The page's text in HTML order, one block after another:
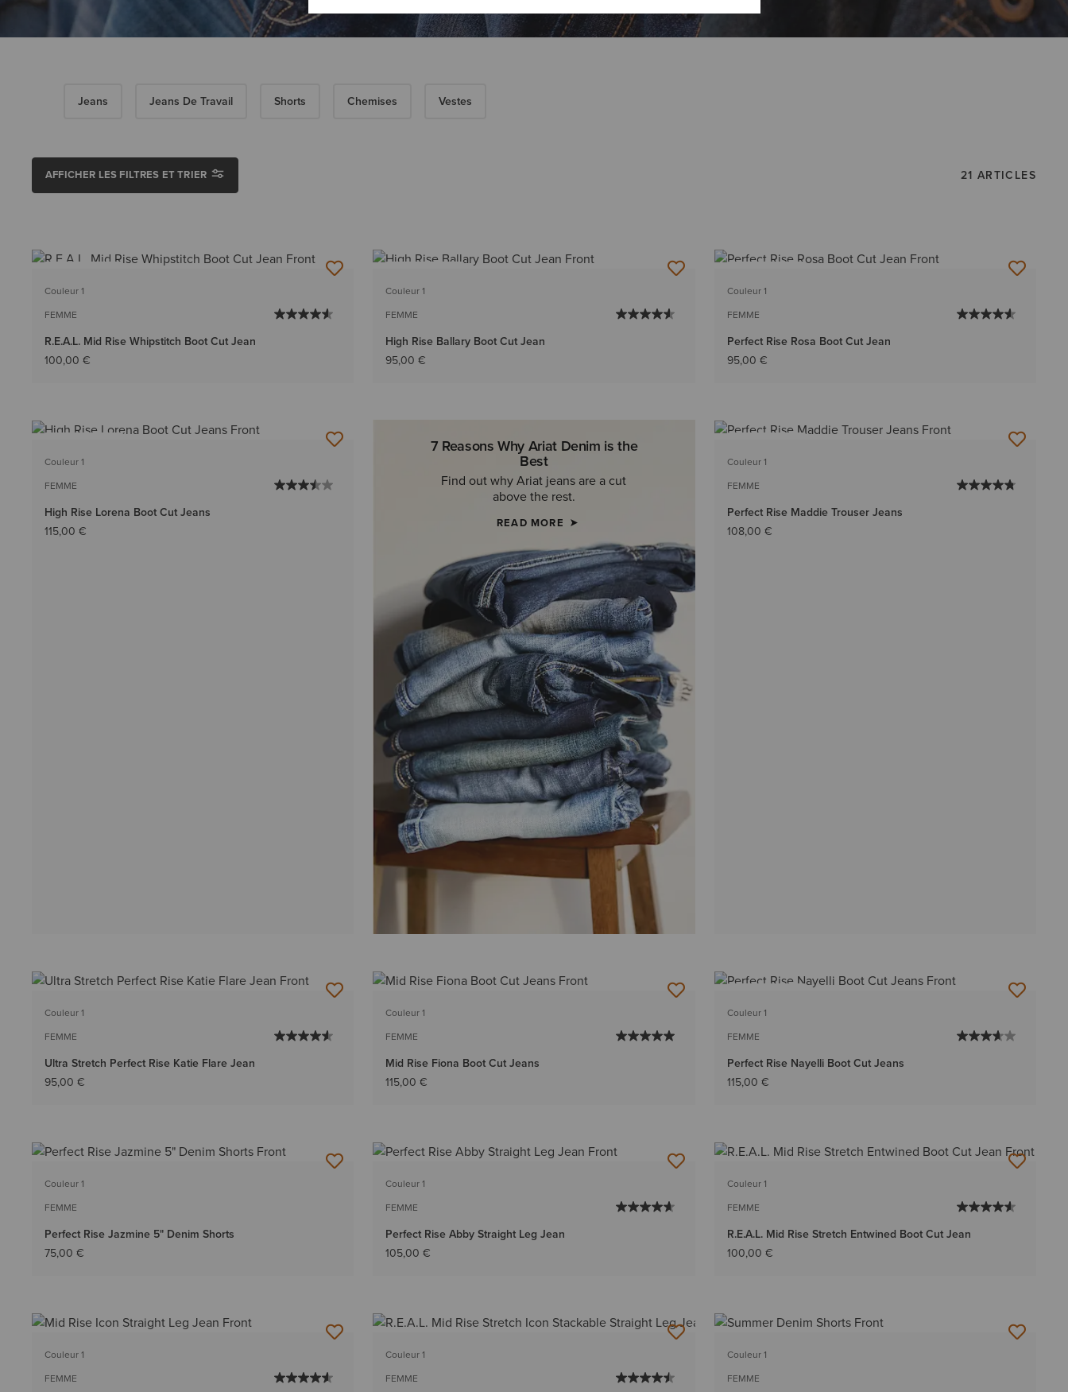
Jeans Jeans De Travail Shorts Chemises Vestes
AFFICHER LES FILTRES ET TRIER 21 ARTICLES
Couleur 1
FEMME
R.E.A.L. Mid Rise Whipstitch Boot Cut Jean
100,00 €
Couleur 1
FEMME
High Rise Ballary Boot Cut Jean
95,00 €
Couleur 1
FEMME
Perfect Rise Rosa Boot Cut Jean
95,00 €
Couleur 1
FEMME
High Rise Lorena Boot Cut Jeans
115,00 €
7 Reasons Why Ariat Denim is the
Best
Find out why Ariat jeans are a cut
above the rest.
READ MORE
Couleur 1
FEMME
Perfect Rise Maddie Trouser Jeans
108,00 €
Couleur 1
FEMME
Ultra Stretch Perfect Rise Katie Flare Jean
95,00 €
Couleur 1
FEMME
Mid Rise Fiona Boot Cut Jeans
115,00 €
Couleur 1
FEMME
Perfect Rise Nayelli Boot Cut Jeans
115,00 €
Couleur 1
FEMME
Perfect Rise Jazmine 5" Denim Shorts
75,00 €
Couleur 1
FEMME
Perfect Rise Abby Straight Leg Jean
105,00 €
Couleur 1
FEMME
R.E.A.L. Mid Rise Stretch Entwined Boot Cut Jean
100,00 €
Couleur 1
FEMME
Couleur 1
FEMME
Couleur 1
FEMME